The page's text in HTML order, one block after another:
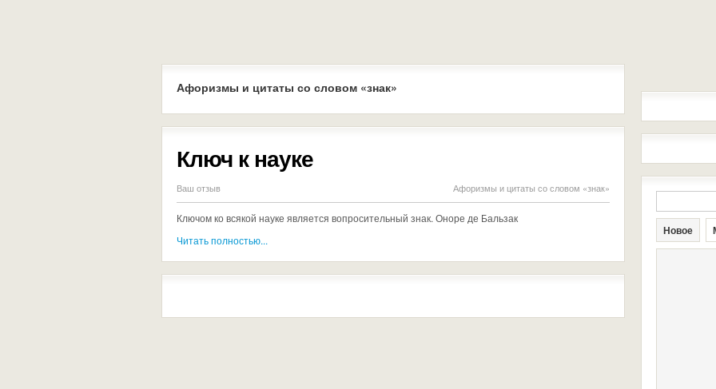
Афоризмы и цитаты со словом «знак»
Ключ к науке
Ваш отзыв Афоризмы и цитаты со словом «знак»
Ключом ко всякой науке является вопросительный знак. Оноре де Бальзак
Читать полностью...
Новое